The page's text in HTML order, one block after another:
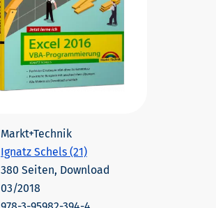
Markt+Technik
Ignatz Schels (21)
380 Seiten, Download
03/2018